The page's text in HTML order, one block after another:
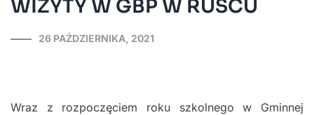
WIZYTY W GBP W RUŚCU
26 PAŹDZIERNIKA, 2021
Wraz z rozpoczęciem roku szkolnego w Gminnej